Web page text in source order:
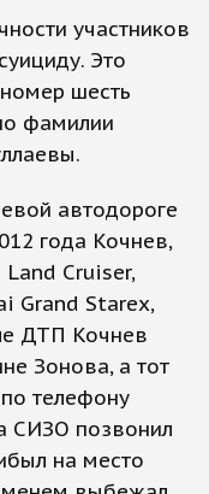
участников
Это
шесть
фамилии
автодороге
года Кочнев,
Cruiser,
Grand Starex,
ДТП Кочнев
Зонова, а тот
телефону
СИЗО позвонил
на место